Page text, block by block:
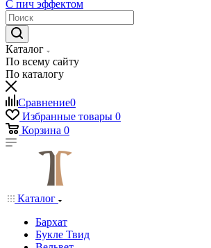
С пич эффектом
Каталог
По всему сайту
По каталогу
Сравнение0
Избранные товары 0
Корзина 0
Каталог
Бархат
Букле Твид